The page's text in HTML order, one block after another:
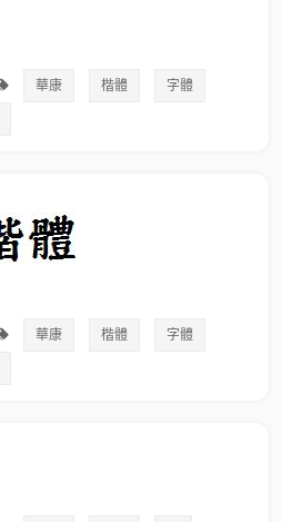
華康 楷體 字體
華康 楷體 字體